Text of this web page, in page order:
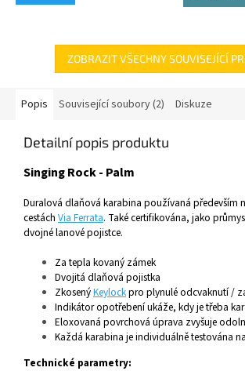
ZOBRAZIT VŠECHNY SOUVISEJÍCÍ
Popis Související soubory (2) Diskuze
Detailní popis produktu
Singing Rock - Palm
Duralová dlaňová karabina používaná především
cestách Via Ferrata. Také certifikována, jako
dvojné lanové pojistce.
Za tepla kovaný zámek
Dvojitá dlaňová pojistka
ZkosenýKeylockpro plynulé odcvaknutí /
Indikátor opotřebení ukáže, kdy je třeba
Eloxovaná povrchová úprava zvyšuje
Každá karabina je individuálně testována
Technické parametry: